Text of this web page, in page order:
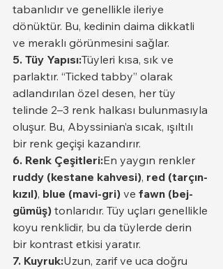
tabanlıdır ve genellikle ileriye
dönüktür. Bu, kedinin daima dikkatli
ve meraklı görünmesini sağlar.
5. Tüy Yapısı:Tüyleri kısa, sık ve
parlaktır. “Ticked tabby” olarak
adlandırılan özel desen, her tüy
telinde 2–3 renk halkası bulunmasıyla
oluşur. Bu, Abyssinian’a sıcak, ışıltılı
bir renk geçişi kazandırır.
6. Renk Çeşitleri:En yaygın renkler
ruddy (kestane kahvesi), red (tarçın-
kızıl), blue (mavi-gri) ve fawn (bej-
gümüş) tonlarıdır. Tüy uçları genellikle
koyu renklidir, bu da tüylerde derin
bir kontrast etkisi yaratır.
7. Kuyruk:Uzun, zarif ve uca doğru